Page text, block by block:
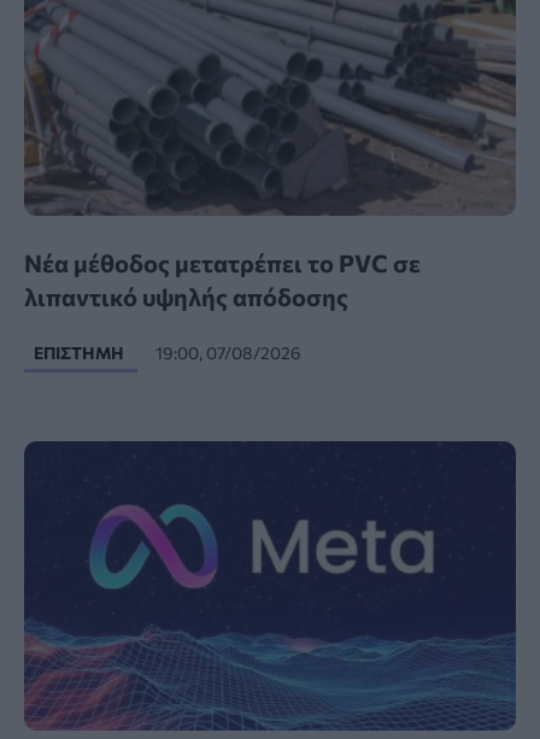
Νέα μέθοδος μετατρέπει το PVC σε
λιπαντικό υψηλής απόδοσης
ΕΠΙΣΤΉΜΗ 19:00, 07/08/2026